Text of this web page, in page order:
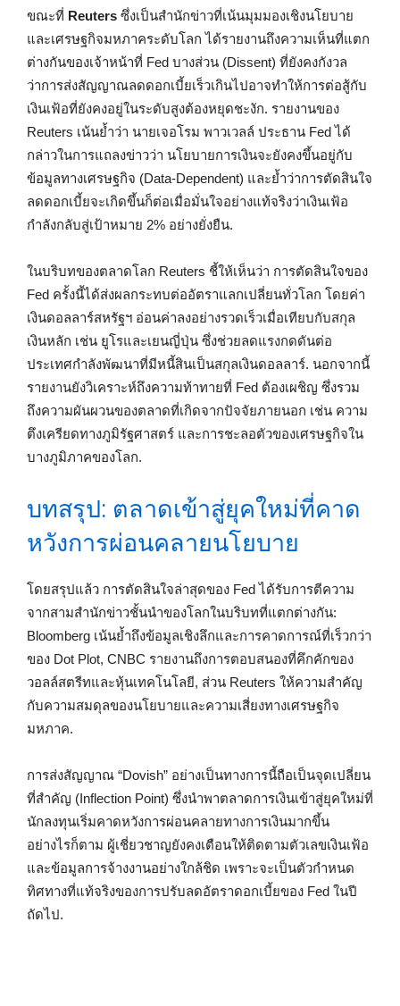
ขณะที่ Reuters ซึ่งเป็นสำนักข่าวที่เน้นมุมมองเชิงนโยบาย
และเศรษฐกิจมหภาคระดับโลก ได้รายงานถึงความเห็นที่แตก
ต่างกันของเจ้าหน้าที่ Fed บางส่วน (Dissent) ที่ยังคงกังวล
ว่าการส่งสัญญาณลดดอกเบี้ยเร็วเกินไปอาจทำให้การต่อสู้กับ
เงินเฟ้อที่ยังคงอยู่ในระดับสูงต้องหยุดชะงัก. รายงานของ
Reuters เน้นย้ำว่า นายเจอโรม พาวเวลล์ ประธาน Fed ได้
กล่าวในการแถลงข่าวว่า นโยบายการเงินจะยังคงขึ้นอยู่กับ
ข้อมูลทางเศรษฐกิจ (Data-Dependent) และย้ำว่าการตัดสินใจ
ลดดอกเบี้ยจะเกิดขึ้นก็ต่อเมื่อมั่นใจอย่างแท้จริงว่าเงินเฟ้อ
กำลังกลับสู่เป้าหมาย 2% อย่างยั่งยืน.
ในบริบทของตลาดโลก Reuters ชี้ให้เห็นว่า การตัดสินใจของ
Fed ครั้งนี้ได้ส่งผลกระทบต่ออัตราแลกเปลี่ยนทั่วโลก โดยค่า
เงินดอลลาร์สหรัฐฯ อ่อนค่าลงอย่างรวดเร็วเมื่อเทียบกับสกุล
เงินหลัก เช่น ยูโรและเยนญี่ปุ่น ซึ่งช่วยลดแรงกดดันต่อ
ประเทศกำลังพัฒนาที่มีหนี้สินเป็นสกุลเงินดอลลาร์. นอกจากนี้
รายงานยังวิเคราะห์ถึงความท้าทายที่ Fed ต้องเผชิญ ซึ่งรวม
ถึงความผันผวนของตลาดที่เกิดจากปัจจัยภายนอก เช่น ความ
ตึงเครียดทางภูมิรัฐศาสตร์ และการชะลอตัวของเศรษฐกิจใน
บางภูมิภาคของโลก.
บทสรุป: ตลาดเข้าสู่ยุคใหม่ที่คาด
หวังการผ่อนคลายนโยบาย
โดยสรุปแล้ว การตัดสินใจล่าสุดของ Fed ได้รับการตีความ
จากสามสำนักข่าวชั้นนำของโลกในบริบทที่แตกต่างกัน:
Bloomberg เน้นย้ำถึงข้อมูลเชิงลึกและการคาดการณ์ที่เร็วกว่า
ของ Dot Plot, CNBC รายงานถึงการตอบสนองที่คึกคักของ
วอลล์สตรีทและหุ้นเทคโนโลยี, ส่วน Reuters ให้ความสำคัญ
กับความสมดุลของนโยบายและความเสี่ยงทางเศรษฐกิจ
มหภาค.
การส่งสัญญาณ “Dovish” อย่างเป็นทางการนี้ถือเป็นจุดเปลี่ยน
ที่สำคัญ (Inflection Point) ซึ่งนำพาตลาดการเงินเข้าสู่ยุคใหม่ที่
นักลงทุนเริ่มคาดหวังการผ่อนคลายทางการเงินมากขึ้น
อย่างไรก็ตาม ผู้เชี่ยวชาญยังคงเตือนให้ติดตามตัวเลขเงินเฟ้อ
และข้อมูลการจ้างงานอย่างใกล้ชิด เพราะจะเป็นตัวกำหนด
ทิศทางที่แท้จริงของการปรับลดอัตราดอกเบี้ยของ Fed ในปี
ถัดไป.